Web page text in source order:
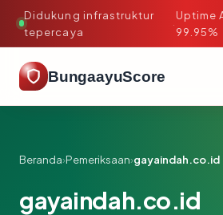
Didukung infrastruktur
tepercaya
·
Uptime
99.95%
BungaayuScore
Beranda›Pemeriksaan›gayaindah.co.id
gayaindah.co.id